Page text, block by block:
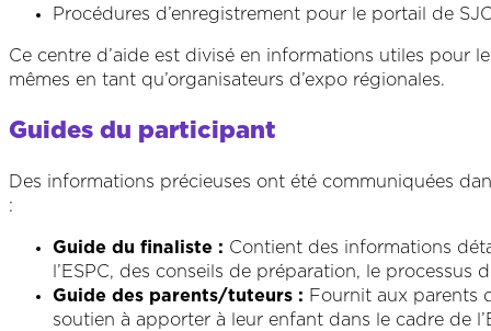
Procédures d’enregistrement pour le portail de
Ce centre d’aide est divisé en informations utiles pour
mêmes en tant qu’organisateurs d’expo régionales.
Guides du participant
Des informations précieuses ont été communiquées
:
Guide du finaliste : Contient des informations
l’ESPC, des conseils de préparation, le processus
Guide des parents/tuteurs : Fournit aux parents
soutien à apporter à leur enfant dans le cadre de